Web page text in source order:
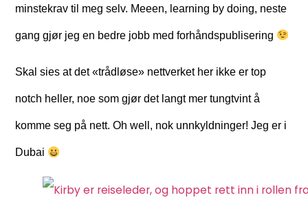
minstekrav til meg selv. Meeen, learning by doing, neste
gang gjør jeg en bedre jobb med forhåndspublisering
Skal sies at det «trådløse» nettverket her ikke er top
notch heller, noe som gjør det langt mer tungtvint å
komme seg på nett. Oh well, nok unnkyldninger! Jeg er i
Dubai